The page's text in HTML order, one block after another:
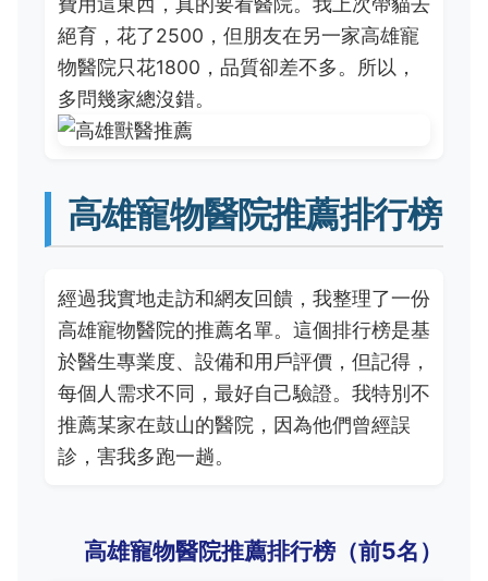
絕育，花了2500，但朋友在另一家高雄寵
物醫院只花1800，品質卻差不多。所以，
多問幾家總沒錯。
高雄寵物醫院推薦排行榜
經過我實地走訪和網友回饋，我整理了一份
高雄寵物醫院的推薦名單。這個排行榜是基
於醫生專業度、設備和用戶評價，但記得，
每個人需求不同，最好自己驗證。我特別不
推薦某家在鼓山的醫院，因為他們曾經誤
診，害我多跑一趟。
高雄寵物醫院推薦排行榜（前5名）